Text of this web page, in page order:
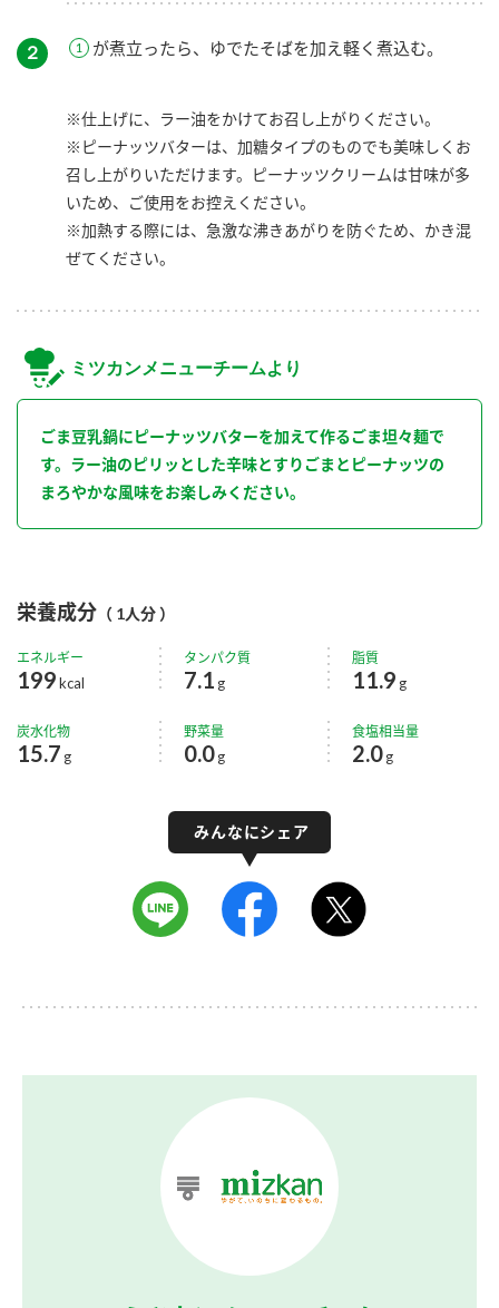
２ が煮立ったら、ゆでたそばを加え軽く煮込む。
※仕上げに、ラー油をかけてお召し上がりください。
※ピーナッツバターは、加糖タイプのものでも美味しくお
召し上がりいただけます。ピーナッツクリームは甘味が多
いため、ご使用をお控えください。
※加熱する際には、急激な沸きあがりを防ぐため、かき混
ぜてください。
ミツカンメニューチームより
ごま豆乳鍋にピーナッツバターを加えて作るごま坦々麺で
す。ラー油のピリッとした辛味とすりごまとピーナッツの
まろやかな風味をお楽しみください。
栄養成分 （ 1人分 ）
エネルギー
199kcal
タンパク質
7.1 g
脂質
11.9 g
炭水化物
15.7 g
野菜量
0.0g
食塩相当量
2.0 g